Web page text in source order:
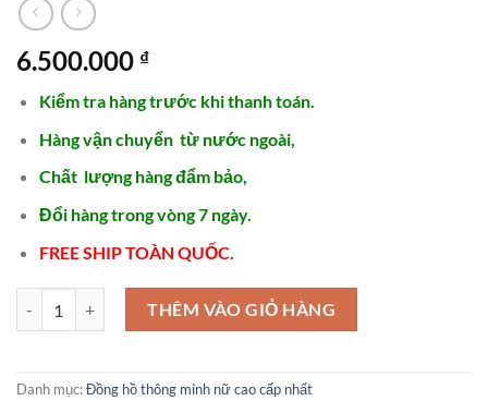
6.500.000 ₫
Kiểm tra hàng trước khi thanh toán.
Hàng vận chuyển từ nước ngoài,
Chất lượng hàng đẩm bảo,
Đổi hàng trong vòng 7 ngày.
FREE SHIP TOÀN QUỐC.
Các mẫu đồng hồ nữ hàng hiệu - SDN27 số lượng
THÊM VÀO GIỎ HÀNG
Danh mục:Đồng hồ thông minh nữ cao cấp nhất